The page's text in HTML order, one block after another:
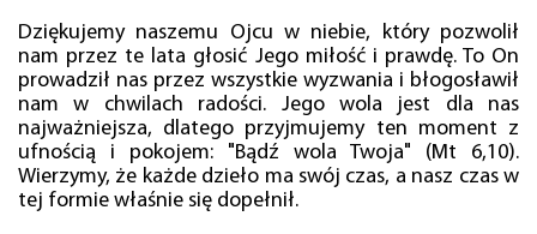
Dziękujemy naszemu Ojcu w niebie, który pozwolił
nam przez te lata głosić Jego miłość i prawdę. To On
prowadził nas przez wszystkie wyzwania i błogosławił
nam w chwilach radości. Jego wola jest dla nas
najważniejsza, dlatego przyjmujemy ten moment z
ufnością i pokojem: "Bądź wola Twoja" (Mt 6,10).
Wierzymy, że każde dzieło ma swój czas, a nasz czas w
tej formie właśnie się dopełnił.